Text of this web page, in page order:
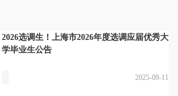
2026选调生！上海市2026年度选调应届优秀大
学毕业生公告
2025-09-11